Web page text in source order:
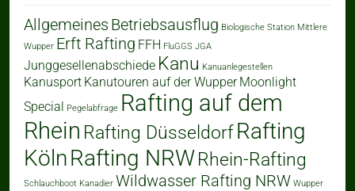
Allgemeines Betriebsausflug Biologische Station Mittlere
Wupper Erft Rafting FFH FluGGS JGA
Junggesellenabschiede Kanu Kanuanlegestellen
Kanusport Kanutouren auf der Wupper Moonlight
Special Pegelabfrage Rafting auf dem
Rhein Rafting DüsseldorfRafting
KölnRafting NRWRhein-Rafting
Schlauchboot Kanadier Wildwasser Rafting NRW Wupper